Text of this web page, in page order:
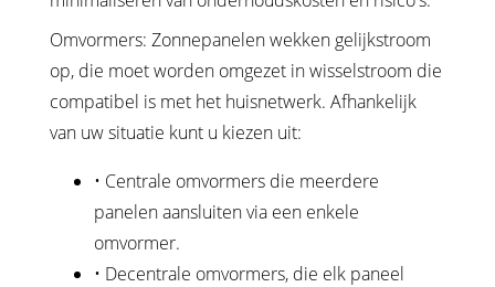
Omvormers: Zonnepanelen wekken gelijkstroom
op, die moet worden omgezet in wisselstroom die
compatibel is met het huisnetwerk. Afhankelijk
van uw situatie kunt u kiezen uit:
• Centrale omvormers die meerdere
panelen aansluiten via een enkele
omvormer.
• Decentrale omvormers, die elk paneel